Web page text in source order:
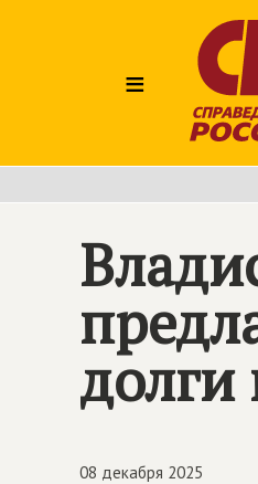
≡
долги
08 декабря 2025